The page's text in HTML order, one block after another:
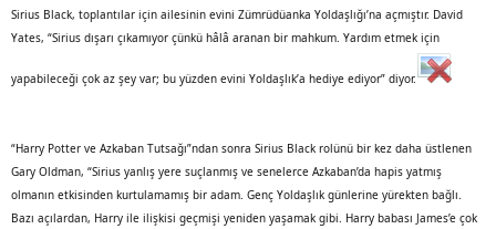
Sirius Black, toplantılar için ailesinin evini Zümrüdüanka Yoldaşlığı’na açmıştır. David
Yates, “Sirius dışarı çıkamıyor çünkü hâlâ aranan bir mahkum. Yardım etmek için
yapabileceği çok az şey var; bu yüzden evini Yoldaşlık’a hediye ediyor” diyor.
“Harry Potter ve Azkaban Tutsağı”ndan sonra Sirius Black rolünü bir kez daha üstlenen
Gary Oldman, “Sirius yanlış yere suçlanmış ve senelerce Azkaban’da hapis yatmış
olmanın etkisinden kurtulamamış bir adam. Genç Yoldaşlık günlerine yürekten bağlı.
Bazı açılardan, Harry ile ilişkisi geçmişi yeniden yaşamak gibi. Harry babası James’e çok